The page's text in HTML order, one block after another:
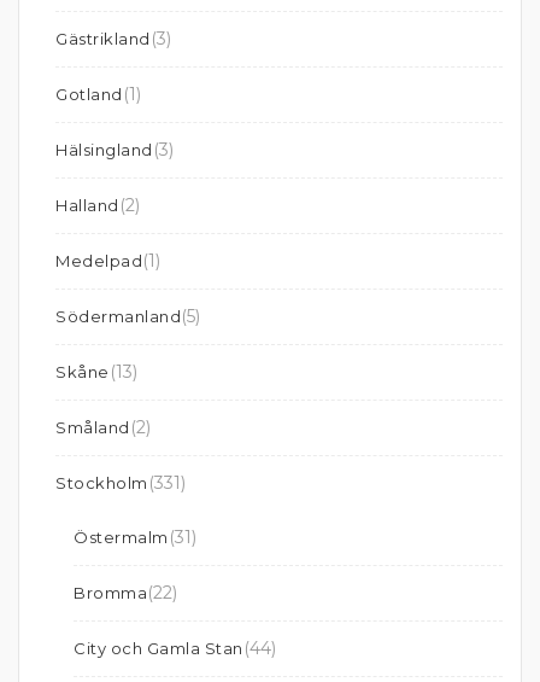
Gästrikland (3)
Gotland (1)
Hälsingland (3)
Halland (2)
Medelpad(1)
Södermanland(5)
Skåne (13)
Småland (2)
Stockholm (331)
Östermalm (31)
Bromma(22)
City och Gamla Stan (44)